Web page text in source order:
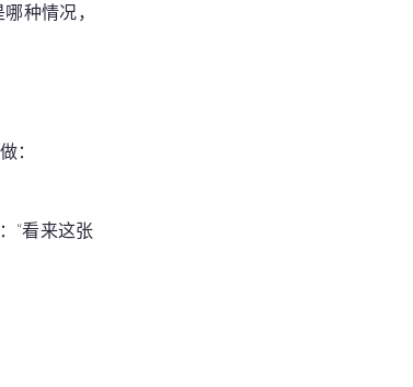
种情况，
：
“看来这张